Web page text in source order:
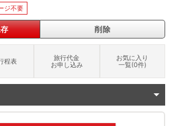
ジ不要
削除
程表
旅行代金
お申し込み
お気に入り
一覧(0件)